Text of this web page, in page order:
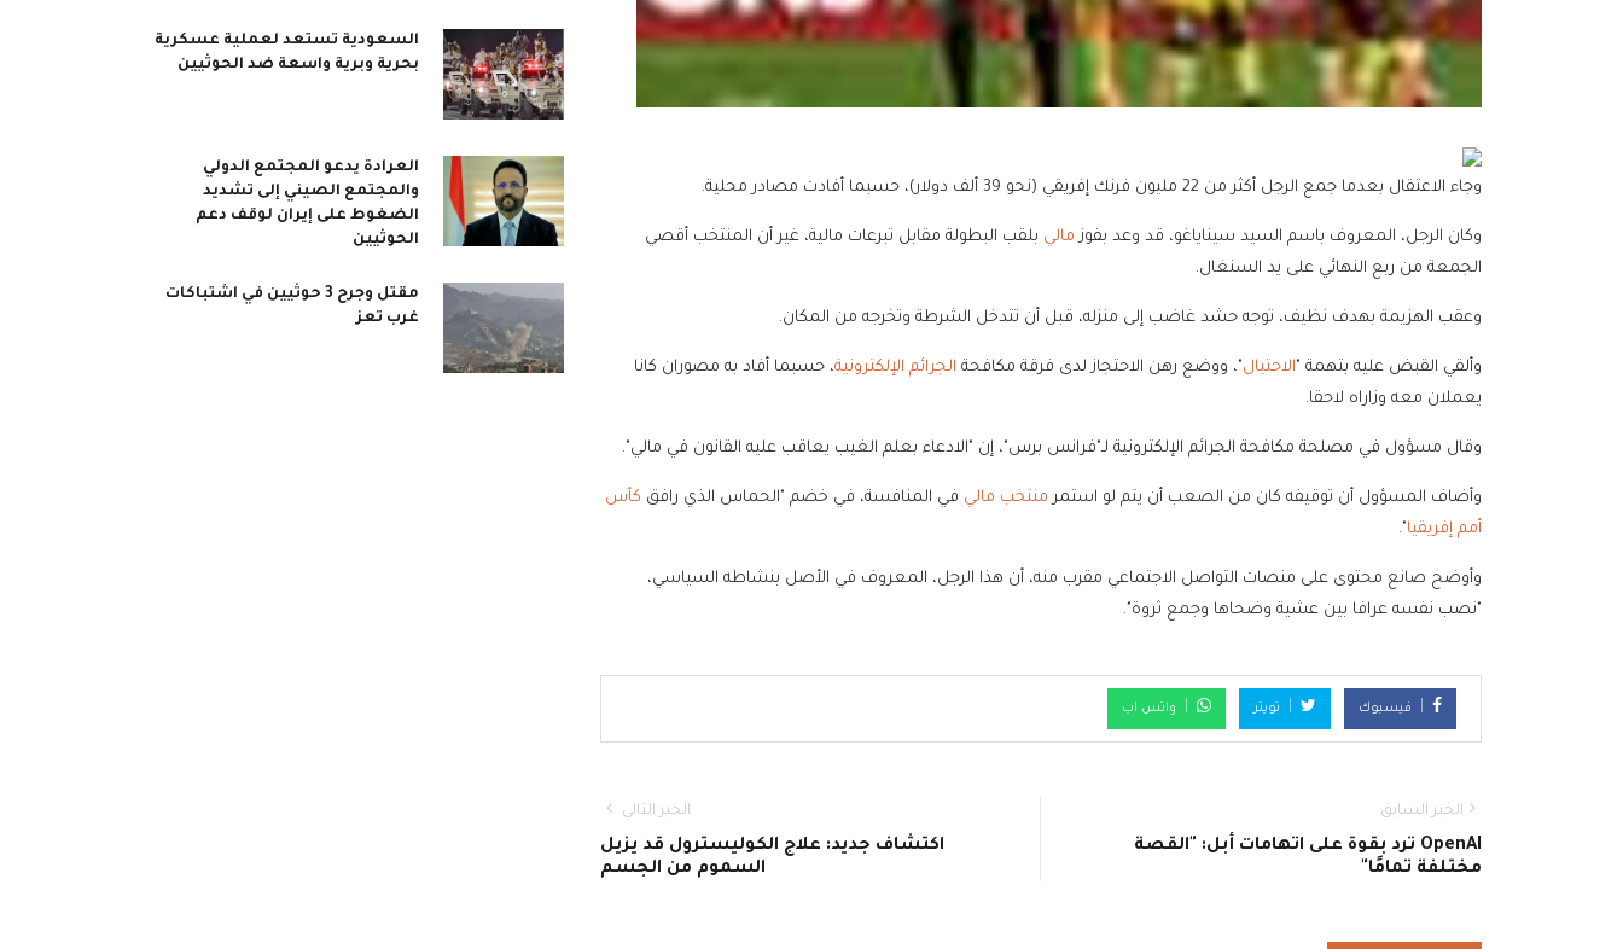
وجاء الاعتقال بعدما جمع الرجل أكثر من 22 مليون فرنك إفريقي (نحو 39 ألف دولار)، حسبما أفادت مصادر محلية.
وكان الرجل، المعروف باسم السيد سيناياغو، قد وعد بفوز مالي بلقب البطولة مقابل تبرعات مالية، غير أن المنتخب أقصي
الجمعة من ربع النهائي على يد السنغال.
وعقب الهزيمة بهدف نظيف، توجه حشد غاضب إلى منزله، قبل أن تتدخل الشرطة وتخرجه من المكان.
وألقي القبض عليه بتهمة "الاحتيال"، ووضع رهن الاحتجاز لدى فرقة مكافحة الجرائم الإلكترونية، حسبما أفاد به مصوران كانا
يعملان معه وزاراه لاحقا.
وقال مسؤول في مصلحة مكافحة الجرائم الإلكترونية لـ"فرانس برس"، إن "الادعاء بعلم الغيب يعاقب عليه القانون في مالي".
وأضاف المسؤول أن توقيفه كان من الصعب أن يتم لو استمر منتخب مالي في المنافسة، في خضم "الحماس الذي رافق كأس
أمم إفريقيا".
وأوضح صانع محتوى على منصات التواصل الاجتماعي مقرب منه، أن هذا الرجل، المعروف في الأصل بنشاطه السياسي،
"نصب نفسه عرافا بين عشية وضحاها وجمع ثروة".
فيسبوك تويتر واتس اب
الخبر السابق
OpenAI ترد بقوة على اتهامات أبل: "القصة
مختلفة تمامًا"
الخبر التالي
اكتشاف جديد: علاج الكوليسترول قد يزيل
السموم من الجسم
السعودية تستعد لعملية عسكرية
بحرية وبرية واسعة ضد الحوثيين
العرادة يدعو المجتمع الدولي
والمجتمع الصيني إلى تشديد
الضغوط على إيران لوقف دعم
الحوثيين
مقتل وجرح 3 حوثيين في اشتباكات
غرب تعز